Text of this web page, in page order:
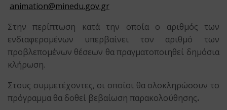
animation@minedu.gov.gr
Στην περίπτωση κατά την οποία ο αριθμός των
ενδιαφερομένων υπερβαίνει τον αριθμό των
προβλεπομένων θέσεων θα πραγματοποιηθεί δημόσια
κλήρωση.
Στους συμμετέχοντες, οι οποίοι θα ολοκληρώσουν το
πρόγραμμα θα δοθεί βεβαίωση παρακολούθησης.